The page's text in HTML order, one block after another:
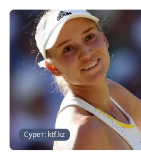
Сурет: ktf.kz